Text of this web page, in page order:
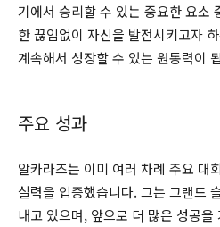
기에서 승리할 수 있는 중요한 요소
한 끊임없이 자신을 발전시키고자
계속해서 성장할 수 있는 원동력이
주요 성과
알카라즈는 이미 여러 차례 주요 대
실력을 입증했습니다. 그는 그랜드
내고 있으며, 앞으로 더 많은 성공